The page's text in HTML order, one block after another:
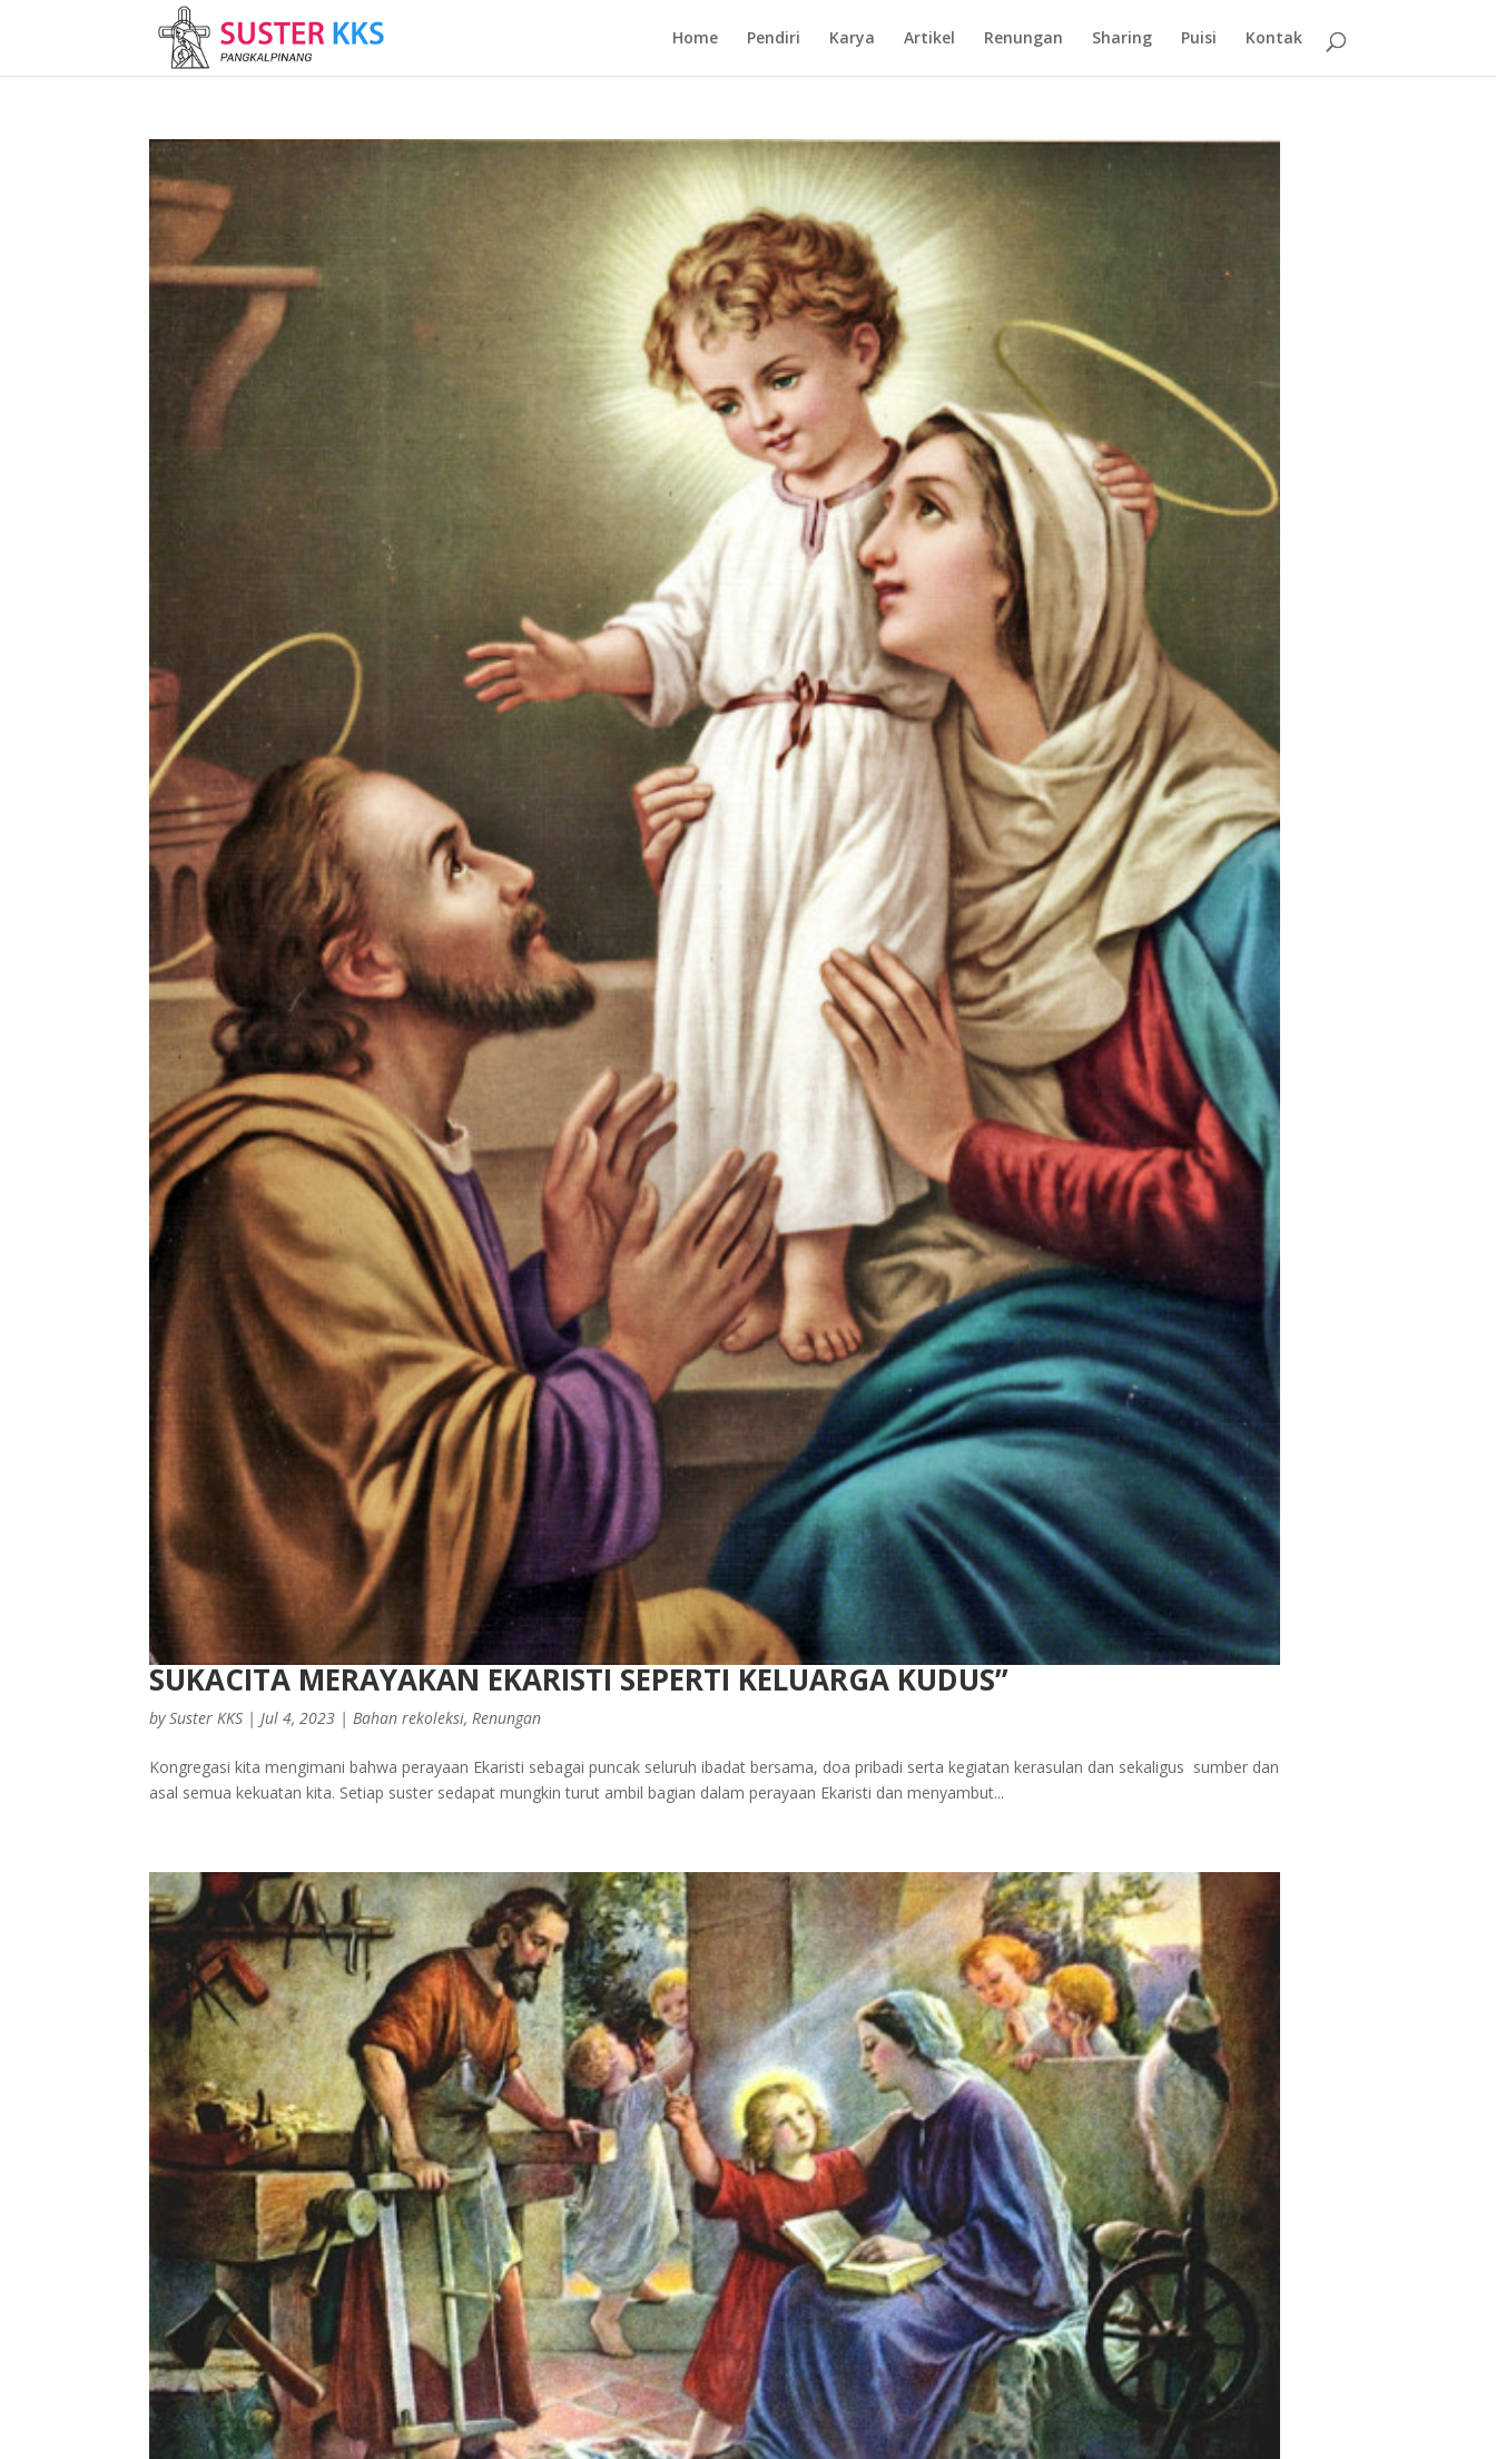
Home Pendiri Karya Artikel Renungan Sharing Puisi Kontak
SUKACITA MERAYAKAN EKARISTI SEPERTI KELUARGA KUDUS”
bySuster KKS | Jul 4, 2023 | Bahan rekoleksi, Renungan
Kongregasi kita mengimani bahwa perayaan Ekaristi sebagai puncak seluruh ibadat bersama, doa pribadi serta kegiatan kerasulan dan sekaligus sumber dan
asal semua kekuatan kita. Setiap suster sedapat mungkin turut ambil bagian dalam perayaan Ekaristi dan menyambut...